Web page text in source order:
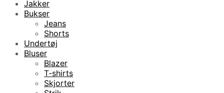
Jakker
Bukser
Jeans
Shorts
Undertøj
Bluser
Blazer
T-shirts
Skjorter